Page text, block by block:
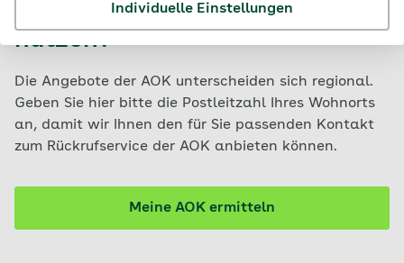
Individuelle Einstellungen
Rückrufservice meiner AOK
nutzen?
Die Angebote der AOK unterscheiden sich regional.
Geben Sie hier bitte die Postleitzahl Ihres Wohnorts
an, damit wir Ihnen den für Sie passenden Kontakt
zum Rückrufservice der AOK anbieten können.
Meine AOK ermitteln